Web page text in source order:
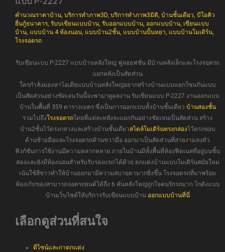
คำนวณราคาบ้าน, บริการทำภาพ3D, บริการทำภาพ3มิติ, บ้านชั้นเดียว, บีโอคิว
ยื่นกู้ธนาคาร, รับบเขียนแบบบ้าน, รับออกแบบบ้าน, ออกแบบบ้าน, เขียนแบบ
บ้าน, แบบบ้าน 4 ห้องนอน, แบบบ้าน2ชั้น, แบบบ้านปั้นหยา, แบบบ้านโมเดิร์น,
โรงจอดรถ
รับเขียนแบบ P-2227 แบบบ้านหลังใหญ่ ฟูลออฟชั่น มีบ้านหลังเล็กและโรงจอดรถ
แยกหลังเป็นสัดส่วน
ใครกำลังมองหาไอเดียแบบบ้านหลังใหญ่อยากสร้างบ้านแบบแยกโซนกันแบบ
เป็นสัดส่วนอย่างชัดเจนวันนี้จะพามาดูผลงาน รับเขียนแบบ P-2227 งานออกแบบ
บ้านในพื้นที่ 359 ตารางเมตร ซึ่งเป็นการออกแบบทั้งบ้านชั้นเดียว บ้านสองชั้น
รวมไปถึงโรงจอดรถโดยที่แต่ละหลังจะแยกกันอย่างชัดเจนเป็นสัดส่วน สร้าง
บ้าน2ชั้นไว้ตรงกลางและสร้างบ้านชั้นเดียวสไตล์โมเดิร์นทรงกล่องไว้ตรงขอบ
ด้านซ้ายมือและโรงจอดรถด้านขวามือ ออกมาเป็นสัดส่วนที่สวยงามลงตัว
ฟังก์ชันการใช้งานมีความหลากหลาย ภายในบ้านมีทั้งพื้นที่ห้องฟิตเนสที่อยู่บนชั้น
สองและยังมีห้องนอนสำหรับรับรองแขกได้ด้วย ตกแต่งบ้านแบบโมเดิร์นสมัยใหม่
เน้นใช้สีขาวทำให้บ้านออกมามีความสบายตามากยิ่งขึ้น โรงจอดรถที่มาพร้อม
ห้องเก้บของสามารถจอดรถยนต์ได้ถึง 6 คันหลังใหญ่ถูกใจคนรักรถมาก โกดังแบบ
บ้านเว็บไซต์ให้บริการรับเขียนแบบบ้าน ออกแบบบ้านที่นี่
เลือกดูส่วนที่สนใจ
ดีไซน์และกาตกแต่ง